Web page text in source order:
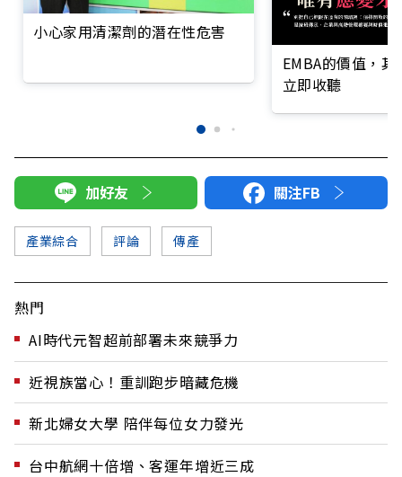
小心家用清潔劑的潛在性危害
EMBA的價值，
立即收聽
加好友 關注FB
產業綜合 評論 傳產
熱門
AI時代元智超前部署未來競爭力
近視族當心！重訓跑步暗藏危機
新北婦女大學 陪伴每位女力發光
台中航網十倍增、客運年增近三成